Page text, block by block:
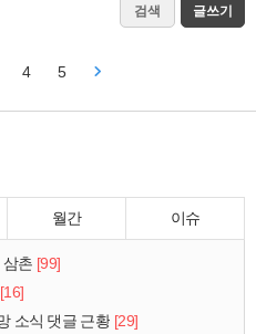
검색 글쓰기
4 5
월간 이슈
삼촌 [99]
[16]
소식 댓글 근황 [29]